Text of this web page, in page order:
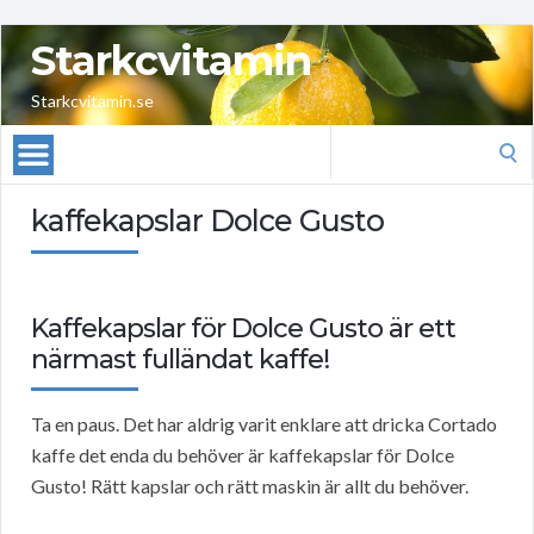
Starkcvitamin
Starkcvitamin.se
kaffekapslar Dolce Gusto
Kaffekapslar för Dolce Gusto är ett
närmast fulländat kaffe!
Ta en paus. Det har aldrig varit enklare att dricka Cortado
kaffe det enda du behöver är kaffekapslar för Dolce
Gusto! Rätt kapslar och rätt maskin är allt du behöver.